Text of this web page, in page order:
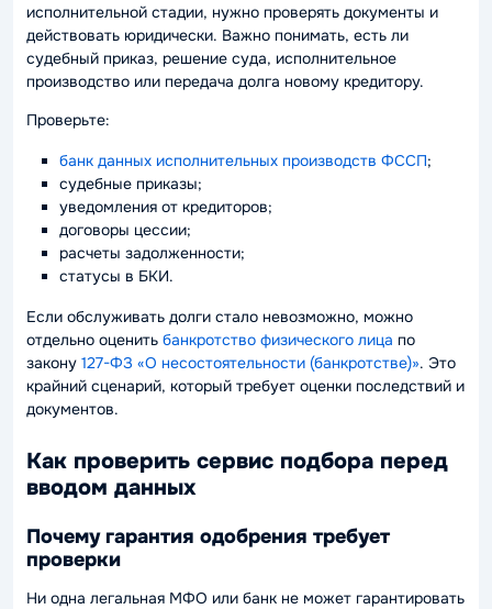
исполнительной стадии, нужно проверять документы и
действовать юридически. Важно понимать, есть ли
судебный приказ, решение суда, исполнительное
производство или передача долга новому кредитору.
Проверьте:
банк данных исполнительных производств ФССП;
судебные приказы;
уведомления от кредиторов;
договоры цессии;
расчеты задолженности;
статусы в БКИ.
Если обслуживать долги стало невозможно, можно
отдельно оценить банкротство физического лица по
закону 127-ФЗ «О несостоятельности (банкротстве)». Это
крайний сценарий, который требует оценки последствий и
документов.
Как проверить сервис подбора перед
вводом данных
Почему гарантия одобрения требует
проверки
Ни одна легальная МФО или банк не может гарантировать